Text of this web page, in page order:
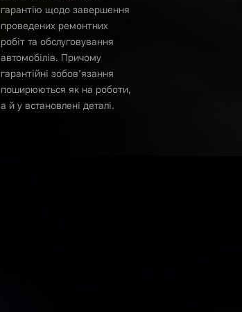
гарантію щодо завершення
проведених ремонтних
робіт та обслуговування
автомобілів. Причому
гарантійні зобов'язання
поширюються як на роботи,
а й у встановлені деталі.